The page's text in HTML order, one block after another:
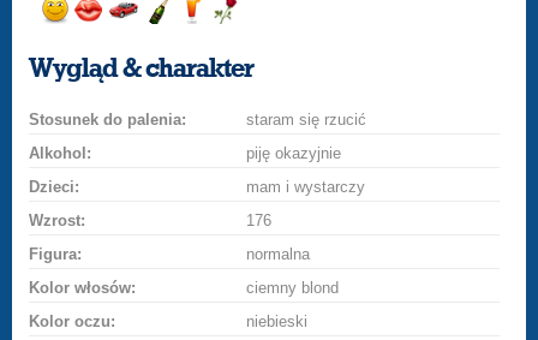
uśmiech
buziakasamochodem
szampana
drinka
różę
Wygląd & charakter
Stosunek do palenia:
staram się rzucić
Alkohol:
piję okazyjnie
Dzieci:
mam i wystarczy
Wzrost:
176
Figura:
normalna
Kolor włosów:
ciemny blond
Kolor oczu:
niebieski